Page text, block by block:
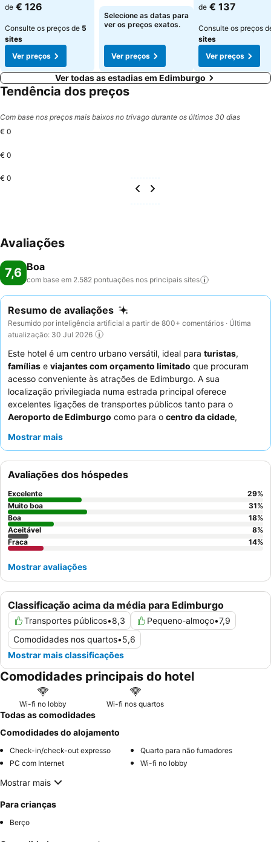
de € 126
Consulte os preços de 5
sites
Ver preços
Selecione as datas para
ver os preços exatos.
Ver preços
de € 137
Consulte os preços
sites
Ver preços
Ver todas as estadias em Edimburgo
Tendência dos preços
Com base nos preços mais baixos no trivago durante os últimos 30 dias
€ 0
€ 0
€ 0
Avaliações
7,6 Boa
com base em 2.582 pontuações nos principais sites
Resumo de avaliações
Resumido por inteligência artificial a partir de 800+ comentários · Última
atualização: 30 Jul 2026
Este hotel é um centro urbano versátil, ideal para turistas,
famílias e viajantes com orçamento limitado que procuram
acesso conveniente às atrações de Edimburgo. A sua
localização privilegiada numa estrada principal oferece
excelentes ligações de transportes públicos tanto para o
Aeroporto de Edimburgo como para o centro da cidade,
Edimburgoe Murrayfield. O hotel oferece quartos confortáveis
confortáveis
para uma boa noite de sono. Os hóspedes
destacam consistentemente o
prestável e apreciam as variadas e abundantes opções de
pequeno-almoço buffet
. Para uma experiência mais tranquila,
os hóspedes devem considerar pedir um quarto virado para o
lado oposto à estrada principal.
Mostrar mais
Classificação acima da média para Edimburgo
Transportes públicos•8,3 Pequeno-almoço•7,9
Comodidades nos quartos•5,6
Mostrar mais classificações
Avaliações dos hóspedes
Excelente 29%
Muito boa
31%
Boa
18%
Aceitável
8%
Fraca
14%
Mostrar avaliações
Comodidades principais do hotel
Wi-fi no lobby Wi-fi nos quartos
Todas as comodidades
Comodidades do alojamento
Check-in/check-out expresso
Quarto para não fumadores
PC com Internet
Wi-fi no lobby
Mostrar mais
Para crianças
Berço